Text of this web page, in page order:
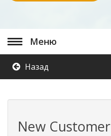
Меню
Назад
New Customer